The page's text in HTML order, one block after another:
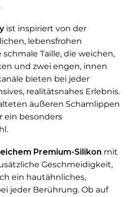
ist inspiriert von der
lebensfrohen
Taille, die weichen,
und zwei engen, innen
bieten bei jeder
realitätsnahes Erlebnis.
äußeren Schamlippen
ein besonders
Premium-Silikon mit
Geschmeidigkeit,
ein hautähnliches,
jeder Berührung. Ob auf